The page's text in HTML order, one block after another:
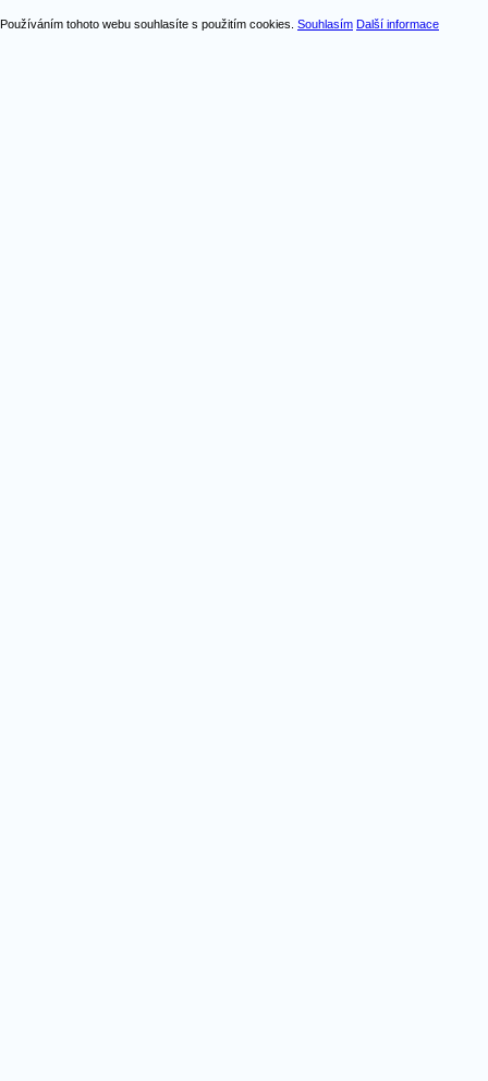
Používáním tohoto webu souhlasíte s použitím cookies. Souhlasím Další informace